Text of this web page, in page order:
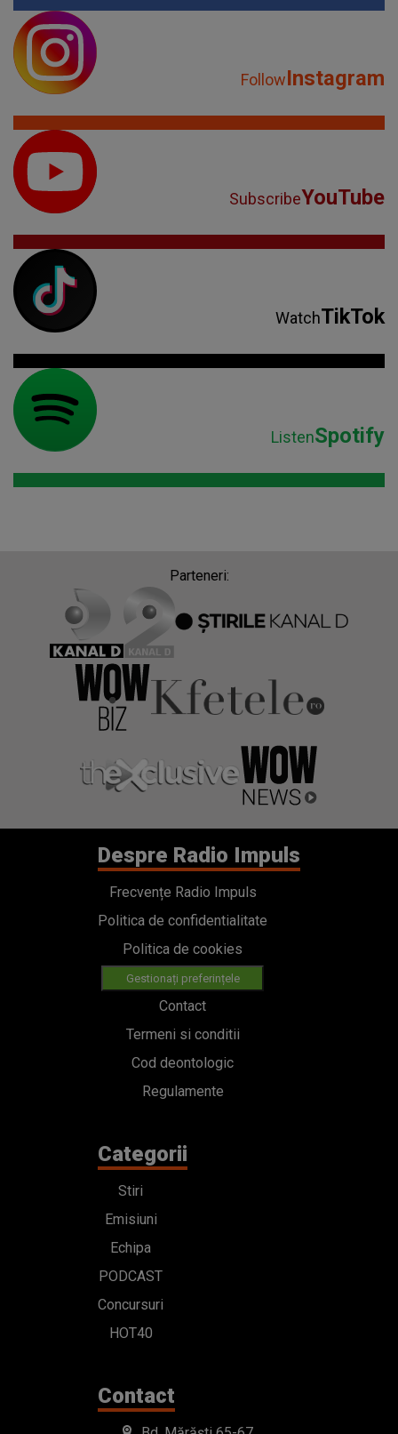
FollowInstagram
SubscribeYouTube
WatchTikTok
ListenSpotify
Parteneri:
Despre Radio Impuls
Frecvențe Radio Impuls
Politica de confidentialitate
Politica de cookies
Gestionați preferințele
Contact
Termeni si conditii
Cod deontologic
Regulamente
Categorii
Stiri
Emisiuni
Echipa
PODCAST
Concursuri
HOT40
Contact